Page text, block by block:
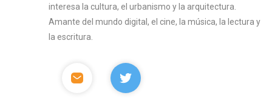
interesa la cultura, el urbanismo y la arquitectura.
Amante del mundo digital, el cine, la música, la lectura y
la escritura.